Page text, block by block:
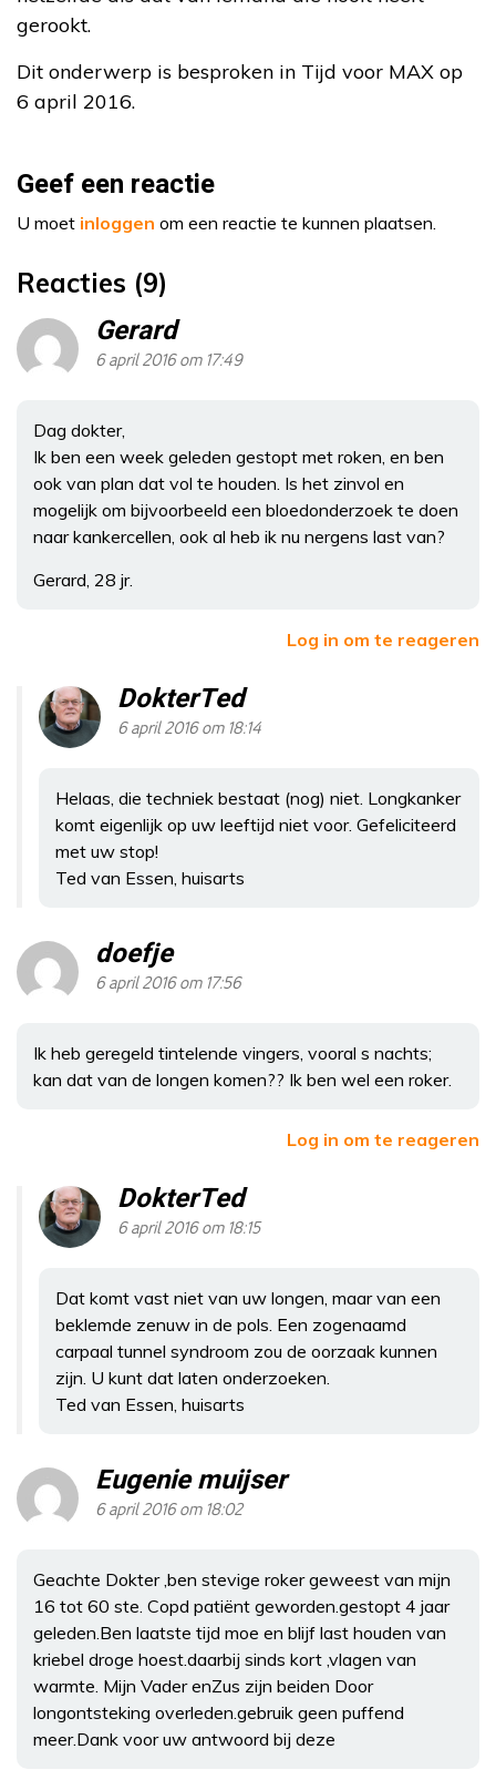
gerookt.
Dit onderwerp is besproken in Tijd voor MAX op
6 april 2016.
Geef een reactie
U moet inloggen om een reactie te kunnen plaatsen.
Reacties (9)
Gerard
6 april 2016 om 17:49
Dag dokter,
Ik ben een week geleden gestopt met roken, en ben
ook van plan dat vol te houden. Is het zinvol en
mogelijk om bijvoorbeeld een bloedonderzoek te doen
naar kankercellen, ook al heb ik nu nergens last van?
Gerard, 28 jr.
Log in om te reageren
DokterTed
6 april 2016 om 18:14
Helaas, die techniek bestaat (nog) niet. Longkanker
komt eigenlijk op uw leeftijd niet voor. Gefeliciteerd
met uw stop!
Ted van Essen, huisarts
doefje
6 april 2016 om 17:56
Ik heb geregeld tintelende vingers, vooral s nachts;
kan dat van de longen komen?? Ik ben wel een roker.
Log in om te reageren
DokterTed
6 april 2016 om 18:15
Dat komt vast niet van uw longen, maar van een
beklemde zenuw in de pols. Een zogenaamd
carpaal tunnel syndroom zou de oorzaak kunnen
zijn. U kunt dat laten onderzoeken.
Ted van Essen, huisarts
Eugenie muijser
6 april 2016 om 18:02
Geachte Dokter ,ben stevige roker geweest van mijn
16 tot 60 ste. Copd patiënt geworden.gestopt 4 jaar
geleden.Ben laatste tijd moe en blijf last houden van
kriebel droge hoest.daarbij sinds kort ,vlagen van
warmte. Mijn Vader enZus zijn beiden Door
longontsteking overleden.gebruik geen puffend
meer.Dank voor uw antwoord bij deze